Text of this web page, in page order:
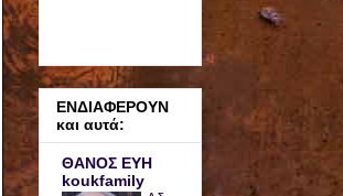
ΕΝΔΙΑΦΕΡΟΥΝ
και αυτά:
ΘΑΝΟΣ ΕΥΗ
koukfamily